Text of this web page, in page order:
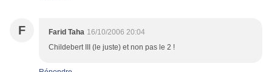
F Farid Taha 16/10/2006 20:04
Childebert III (le juste) et non pas le 2 !